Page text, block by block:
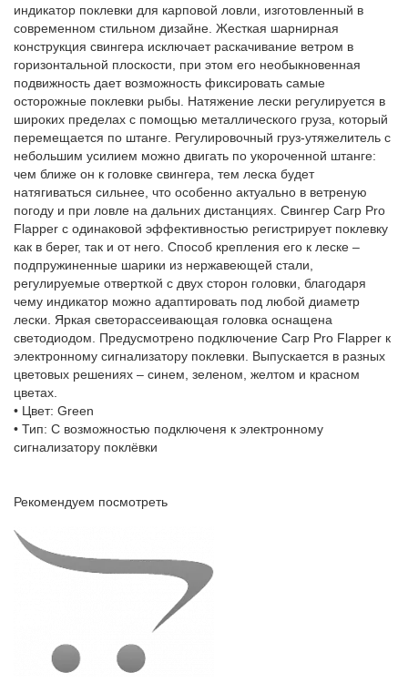
индикатор поклевки для карповой ловли, изготовленный в
современном стильном дизайне. Жесткая шарнирная
конструкция свингера исключает раскачивание ветром в
горизонтальной плоскости, при этом его необыкновенная
подвижность дает возможность фиксировать самые
осторожные поклевки рыбы. Натяжение лески регулируется в
широких пределах с помощью металлического груза, который
перемещается по штанге. Регулировочный груз-утяжелитель с
небольшим усилием можно двигать по укороченной штанге:
чем ближе он к головке свингера, тем леска будет
натягиваться сильнее, что особенно актуально в ветреную
погоду и при ловле на дальних дистанциях. Свингер Carp Pro
Flapper с одинаковой эффективностью регистрирует поклевку
как в берег, так и от него. Способ крепления его к леске –
подпружиненные шарики из нержавеющей стали,
регулируемые отверткой с двух сторон головки, благодаря
чему индикатор можно адаптировать под любой диаметр
лески. Яркая светорассеивающая головка оснащена
светодиодом. Предусмотрено подключение Carp Pro Flapper к
электронному сигнализатору поклевки. Выпускается в разных
цветовых решениях – синем, зеленом, желтом и красном
цветах.
• Цвет: Green
• Тип: С возможностью подключеня к электронному
сигнализатору поклёвки
Рекомендуем посмотреть